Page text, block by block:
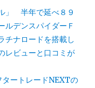
」 半年で延べ８９
ルデンスパイダーＦ
チナロードを搭載し
レビューと口コミが
ートレードNEXTの